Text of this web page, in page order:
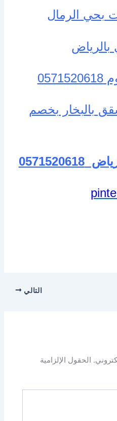
بحي الرمال
بالبخار بخصم
0571520618
التالي
الحقول الإلزامية